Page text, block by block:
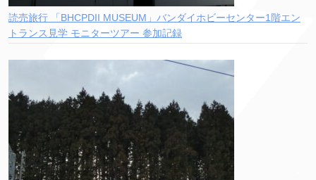
読売旅行 「BHCPDII MUSEUM」バンダイホビーセンター1階エン
トランス見学 モニターツアー 参加記録